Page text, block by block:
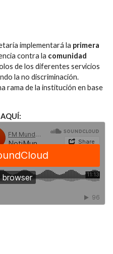
implementará la primera
contra la comunidad
de los diferentes servicios
la no discriminación.
rama de la institución en base